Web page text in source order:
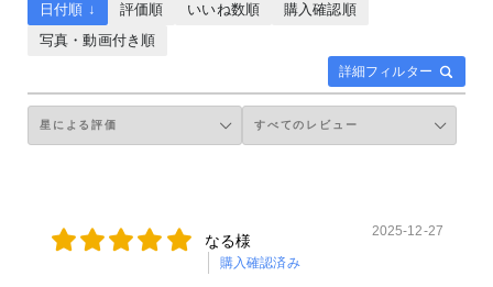
詳細フィルター
日付順 ↓ 評価順 いいね数順
購入確認順
写真・動画付き順
なる様
購入確認済み
2025-12-27